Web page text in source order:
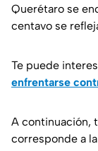
Querétaro se
centavo se
Te puede
enfrentarse
A continuación,
corresponde a